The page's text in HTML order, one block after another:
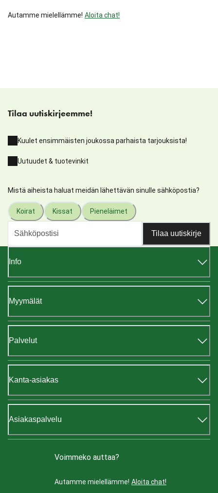
Autamme mielellämme! Aloita chat!
Tilaa uutiskirjeemme!
Kuulet ensimmäisten joukossa parhaista tarjouksista!
Uutuudet & tuotevinkit
Mistä aiheista haluat meidän lähettävän sinulle sähköpostia?
Koirat Kissat Pieneläimet
Tilaa uutiskirje
Info
Myymälät
Palvelut
Kanta-asiakas
Asiakaspalvelu
Voimmeko auttaa?
Autamme mielellämme! Aloita chat!